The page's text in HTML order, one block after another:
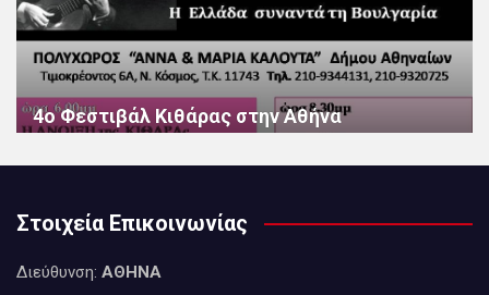
4ο Φεστιβάλ Κιθάρας στην Αθήνα
Στοιχεία Επικοινωνίας
Διεύθυνση: ΑΘΗΝΑ